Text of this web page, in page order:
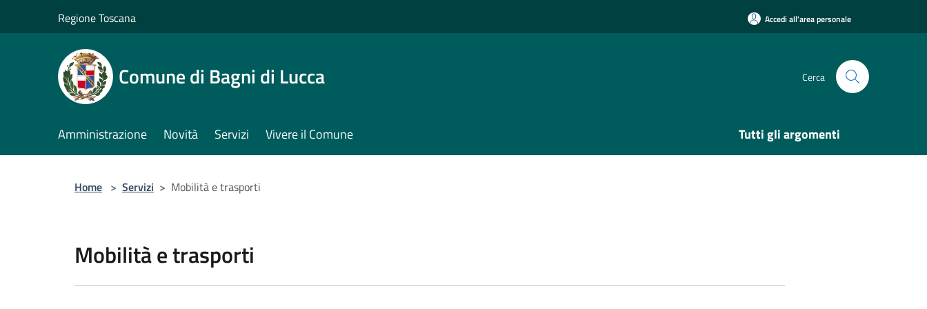
Regione Toscana Accedi all'area personale
Comune di Bagni di Lucca Cerca
Amministrazione Novità Servizi Vivere il Comune Tutti gli argomenti
Home > Servizi > Mobilità e trasporti
Mobilità e trasporti